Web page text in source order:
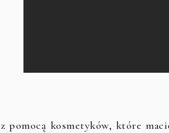
z pomocą kosmetyków, które